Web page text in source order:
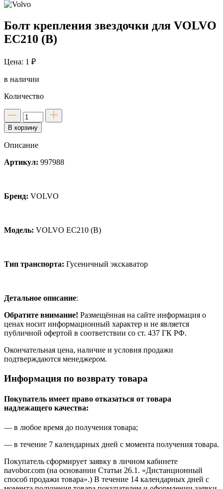
Болт крепления звездочки для VOLVO
EC210 (B)
Цена: 1 ₽
в наличии
Количество
Количество
товара
Болт
звездочки
для
VOLVO
В корзину
Описание
Артикул: 997988
Бренд: VOLVO
Модель: VOLVO EC210 (B)
Тип транспорта: Гусеничный экскаватор
Детальное описание:
Обратите внимание! Размещённая на сайте информация о
ценах носит информационный характер и не является
публичной офертой в соответствии со ст. 437 ГК РФ.
Окончательная цена, наличие и условия продажи
подтверждаются менеджером.
Информация по возврату товара
Покупатель имеет право отказаться от товара
надлежащего качества:
— в любое время до получения товара;
— в течение 7 календарных дней с момента получения товара.
Покупатель сформирует заявку в личном кабинете
navobor.com (на основании Статьи 26.1. «Дистанционный
способ продажи товара».) В течение 14 календарных дней с